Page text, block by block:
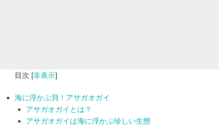
目次 [非表示]
海に浮かぶ貝！アサガオガイ
アサガオガイとは？
アサガオガイは海に浮かぶ珍しい生態